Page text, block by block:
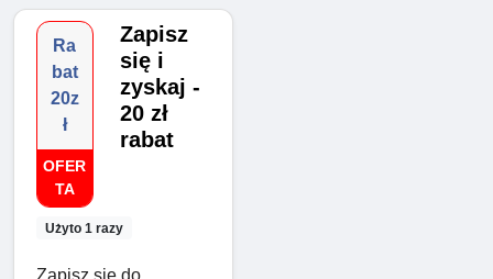
Ra
bat
20z
ł
OFER
TA
Użyto 1 razy
Zapisz
się i
zyskaj -
20 zł
rabat
Zapisz się do